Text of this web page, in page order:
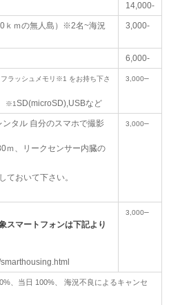
14,000-
ｋｍの無人島）※2名~海況
3,000-
6,000-
ラッシュメモリ※1 をお持ち下さ
※1SD(microSD),USBなど
3,000–
ンタル 自分のスマホで撮影
ｍ、リークセンサー内臓の
ておいて下さい。
3,000–
スマートフォンは下記より
3,000–
、当日 100%、 海況不良によるキャンセ